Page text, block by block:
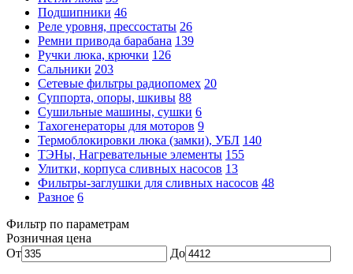
Подшипники 46
Реле уровня, прессостаты 26
Ремни привода барабана 139
Ручки люка, крючки 126
Сальники 203
Сетевые фильтры радиопомех 20
Суппорта, опоры, шкивы 88
Сушильные машины, сушки 6
Тахогенераторы для моторов 9
Термоблокировки люка (замки), УБЛ 140
ТЭНы, Нагревательные элементы 155
Улитки, корпуса сливных насосов 13
Фильтры-заглушки для сливных насосов 48
Разное 6
Фильтр по параметрам
Розничная цена
От
До